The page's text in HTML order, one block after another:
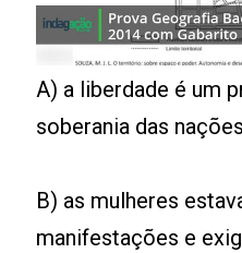
A) a liberdade é um
soberania das
B) as mulheres
manifestações e